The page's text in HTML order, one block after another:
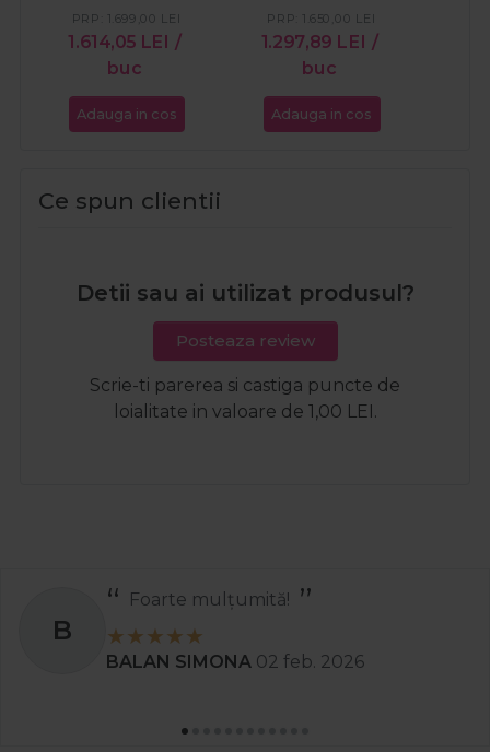
1.614,05 LEI /
buc
PRP: 1.699,00 LEI
Adauga in cos
120.000RPM
1.297,89 LEI /
buc
PRP: 1.650,00 LEI
Adauga in cos
Ce spun clientii
Detii sau ai utilizat produsul?
Posteaza review
Scrie-ti parerea si castiga puncte de
loialitate in valoare de 1,00 LEI.
B
Foarte mulțumită!
BALAN SIMONA 02 feb. 2026